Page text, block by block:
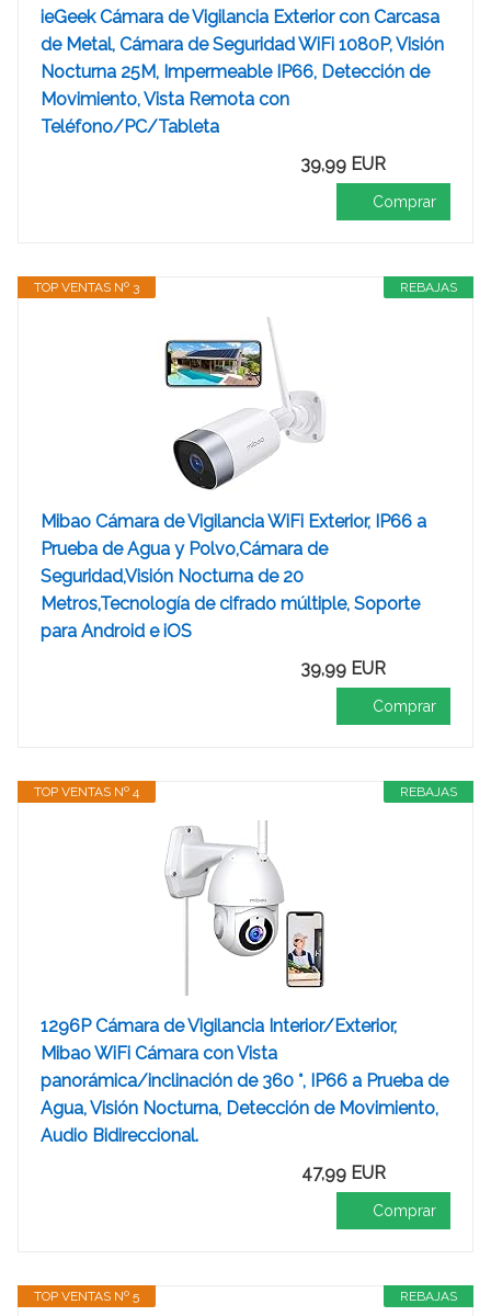
ieGeek Cámara de Vigilancia Exterior con Carcasa
de Metal, Cámara de Seguridad WiFi 1080P, Visión
Nocturna 25M, Impermeable IP66, Detección de
Movimiento, Vista Remota con
Teléfono/PC/Tableta
39,99 EUR
Comprar
REBAJAS
TOP VENTAS Nº 3
Mibao Cámara de Vigilancia WiFi Exterior, IP66 a
Prueba de Agua y Polvo,Cámara de
Seguridad,Visión Nocturna de 20
Metros,Tecnología de cifrado múltiple, Soporte
para Android e iOS
39,99 EUR
Comprar
REBAJAS
TOP VENTAS Nº 4
1296P Cámara de Vigilancia Interior/Exterior,
Mibao WiFi Cámara con Vista
panorámica/inclinación de 360 ​​°, IP66 a Prueba de
Agua, Visión Nocturna, Detección de Movimiento,
Audio Bidireccional.
47,99 EUR
Comprar
REBAJAS
TOP VENTAS Nº 5